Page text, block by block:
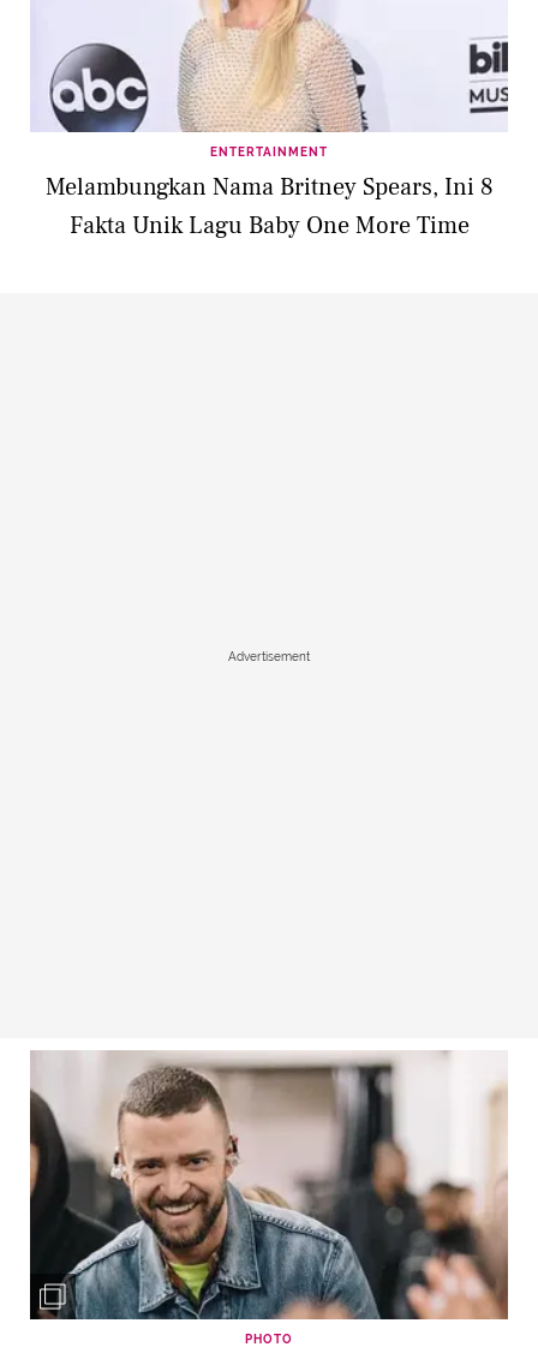
ENTERTAINMENT
Melambungkan Nama Britney Spears, Ini 8
Fakta Unik Lagu Baby One More Time
Advertisement
PHOTO